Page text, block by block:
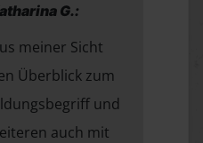
G.:
meiner Sicht
Überblick zum
und
auch mit